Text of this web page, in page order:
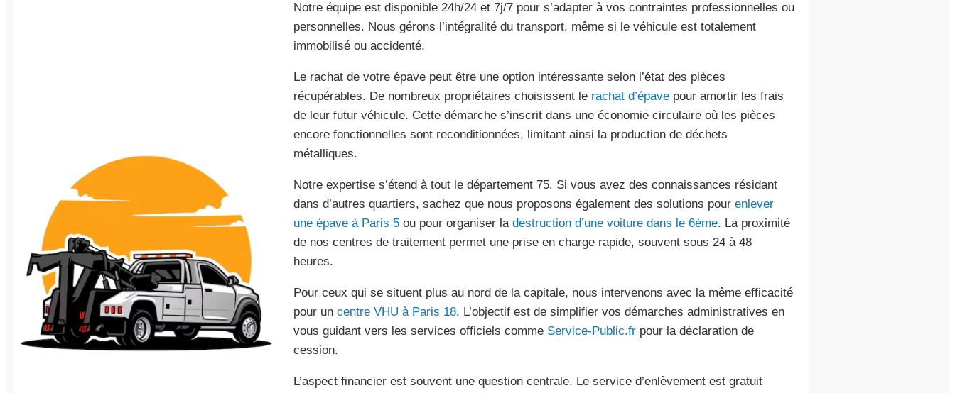
Notre équipe est disponible 24h/24 et 7j/7 pour s’adapter à vos contraintes professionnelles ou
personnelles. Nous gérons l’intégralité du transport, même si le véhicule est totalement
immobilisé ou accidenté.
Le rachat de votre épave peut être une option intéressante selon l’état des pièces
récupérables. De nombreux propriétaires choisissent le rachat d’épavepour amortir les frais
de leur futur véhicule. Cette démarche s’inscrit dans une économie circulaire où les pièces
encore fonctionnelles sont reconditionnées, limitant ainsi la production de déchets
métalliques.
Notre expertise s’étend à tout le département 75. Si vous avez des connaissances résidant
dans d’autres quartiers, sachez que nous proposons également des solutions pour enlever
une épave à Paris 5ou pour organiser la destruction d’une voiture dans le 6ème. La proximité
de nos centres de traitement permet une prise en charge rapide, souvent sous 24 à 48
heures.
Pour ceux qui se situent plus au nord de la capitale, nous intervenons avec la même efficacité
pour un centre VHU à Paris 18. L’objectif est de simplifier vos démarches administratives en
vous guidant vers les services officiels comme Service-Public.frpour la déclaration de
cession.
L’aspect financier est souvent une question centrale. Le service d’enlèvement est gratuit